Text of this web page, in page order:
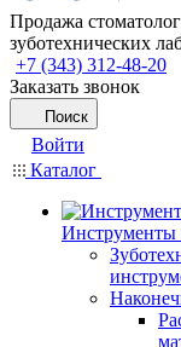
Продажа
зуботехнических
+7 (343) 312-48-20
Заказать звонок
Поиск
Войти
Каталог
Инструменты